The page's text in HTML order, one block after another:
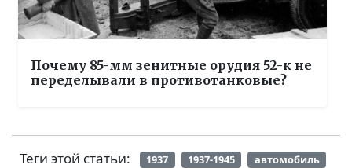
Почему 85-мм зенитные орудия 52-к не
переделывали в противотанковые?
Теги этой статьи: 1937 1937-1945
автомобиль